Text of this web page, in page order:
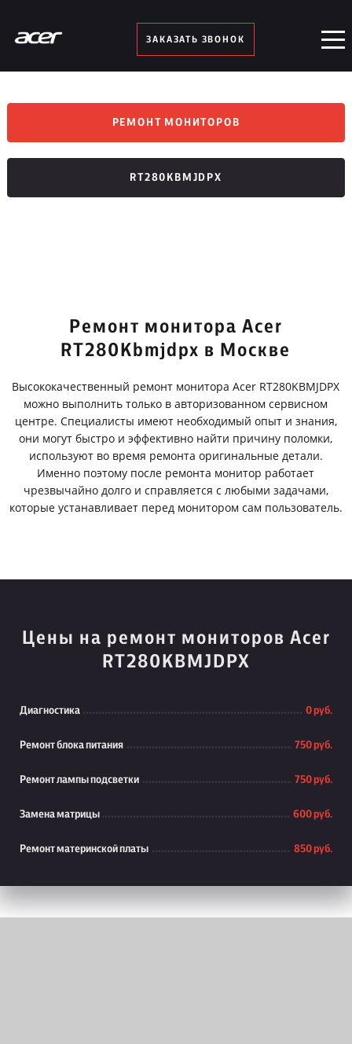
ЗАКАЗАТЬ ЗВОНОК
РЕМОНТ МОНИТОРОВ
RT280KBMJDPX
Ремонт монитора Acer
RT280Kbmjdpx в Москве
Высококачественный ремонт монитора Acer RT280KBMJDPX
можно выполнить только в авторизованном сервисном
центре. Специалисты имеют необходимый опыт и знания,
они могут быстро и эффективно найти причину поломки,
используют во время ремонта оригинальные детали.
Именно поэтому после ремонта монитор работает
чрезвычайно долго и справляется с любыми задачами,
которые устанавливает перед монитором сам пользователь.
Цены на ремонт мониторов Acer
RT280KBMJDPX
Диагностика 0 руб.
Ремонт блока питания 750 руб.
Ремонт лампы подсветки 750 руб.
Замена матрицы 600 руб.
Ремонт материнской платы 850 руб.